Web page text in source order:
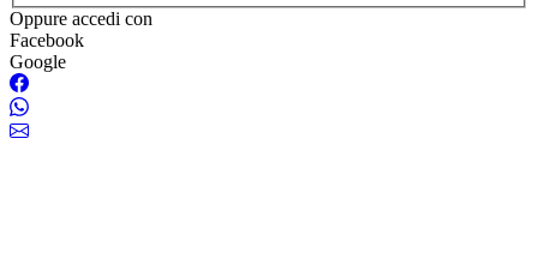
Oppure accedi con
Facebook
Google